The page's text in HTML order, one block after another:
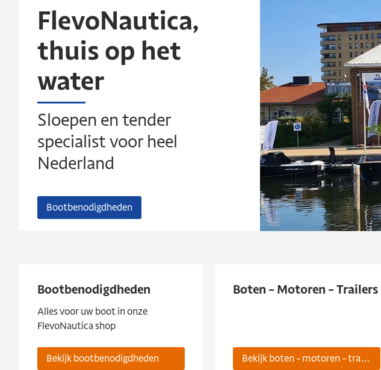
FlevoNautica,
thuis op het
water
Sloepen en tender
specialist voor heel
Nederland
Bootbenodigdheden
Bootbenodigdheden
Alles voor uw boot in onze
FlevoNautica shop
Bekijk bootbenodigdheden
Boten - Motoren - Trailers
Bekijk boten - motoren - trailers